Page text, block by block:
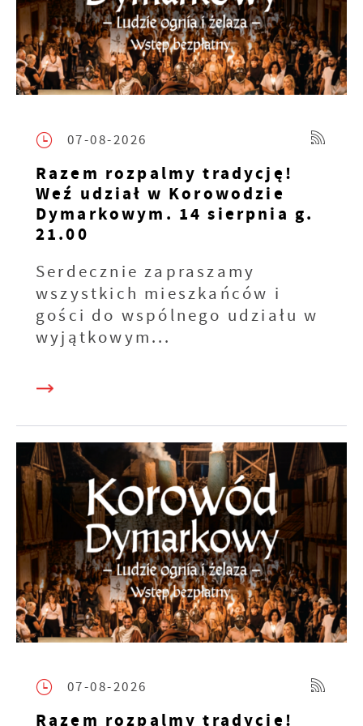
07-08-2026
Razem rozpalmy tradycję!
Weź udział w Korowodzie
Dymarkowym. 14 sierpnia g.
21.00
Serdecznie zapraszamy
wszystkich mieszkańców i
gości do wspólnego udziału w
wyjątkowym...
07-08-2026
Razem rozpalmy tradycję!